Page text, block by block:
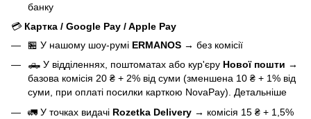
банку
💳 Картка / Google Pay / Apple Pay
🏪 У нашому шоу-румі ERMANOS → без комісії
🛻 У відділеннях, поштоматах або кур'єру Нової пошти →
базова комісія 20 ₴ + 2% від суми (зменшена 10 ₴ + 1% від
суми, при оплаті посилки карткою NovaPay). Детальніше
🚛 У точках видачі Rozetka Delivery → комісія 15 ₴ + 1,5%